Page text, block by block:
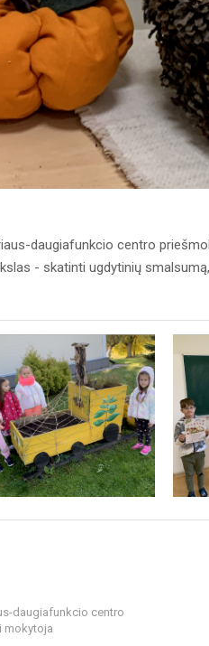
daugiafunkcio centro
- skatinti ugdytinių
daugiafunkcio centro
mokytoja